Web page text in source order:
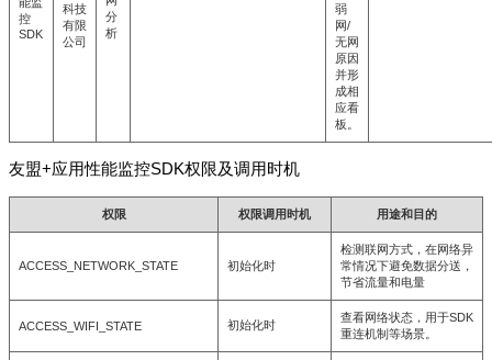
控
SDK
科技
有限
公司
分
析
弱
网/
无网
原因
并形
成相
应看
板。
友盟+应用性能监控SDK权限及调用时机
权限 权限调用时机 用途和目的
ACCESS_NETWORK_STATE 初始化时
检测联网方式，在网络异
常情况下避免数据分送，
节省流量和电量
ACCESS_WIFI_STATE 初始化时
查看网络状态，用于SDK
重连机制等场景。